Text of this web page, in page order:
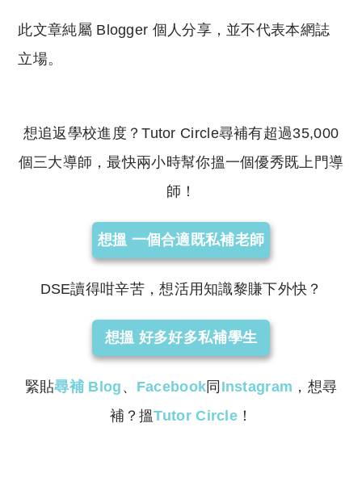
此文章純屬 Blogger 個人分享，並不代表本網誌
立場。
想追返學校進度？Tutor Circle尋補有超過35,000
個三大導師，最快兩小時幫你搵一個優秀既上門導
師！
想搵 一個合適既私補老師
DSE讀得咁辛苦，想活用知識黎賺下外快？
想搵 好多好多私補學生
緊貼尋補 Blog 、 Facebook 同 Instagram ，想尋
補？搵Tutor Circle ！